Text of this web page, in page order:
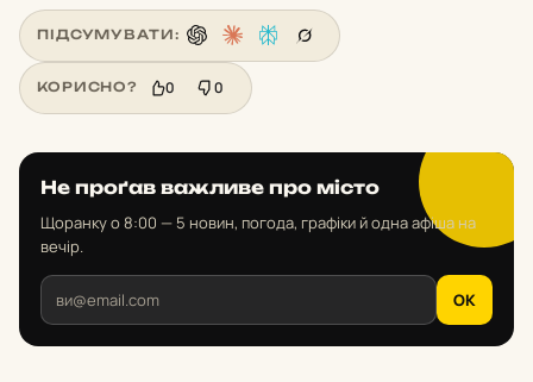
ПІДСУМУВАТИ:
КОРИСНО? 0 0
Не проґав важливе про місто
Щоранку о 8:00 — 5 новин, погода, графіки й одна афіша на
вечір.
OK